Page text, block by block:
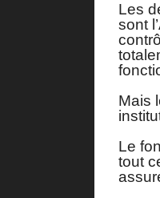
Les
sont
Mais
Le
tout